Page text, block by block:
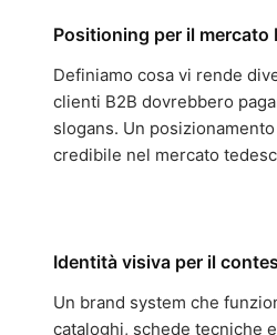
Positioning per il mercato
Definiamo cosa vi rende
clienti B2B dovrebbero
slogans. Un
credibile nel mercato
Identità visiva per il
Un brand system che
cataloghi, schede tecniche